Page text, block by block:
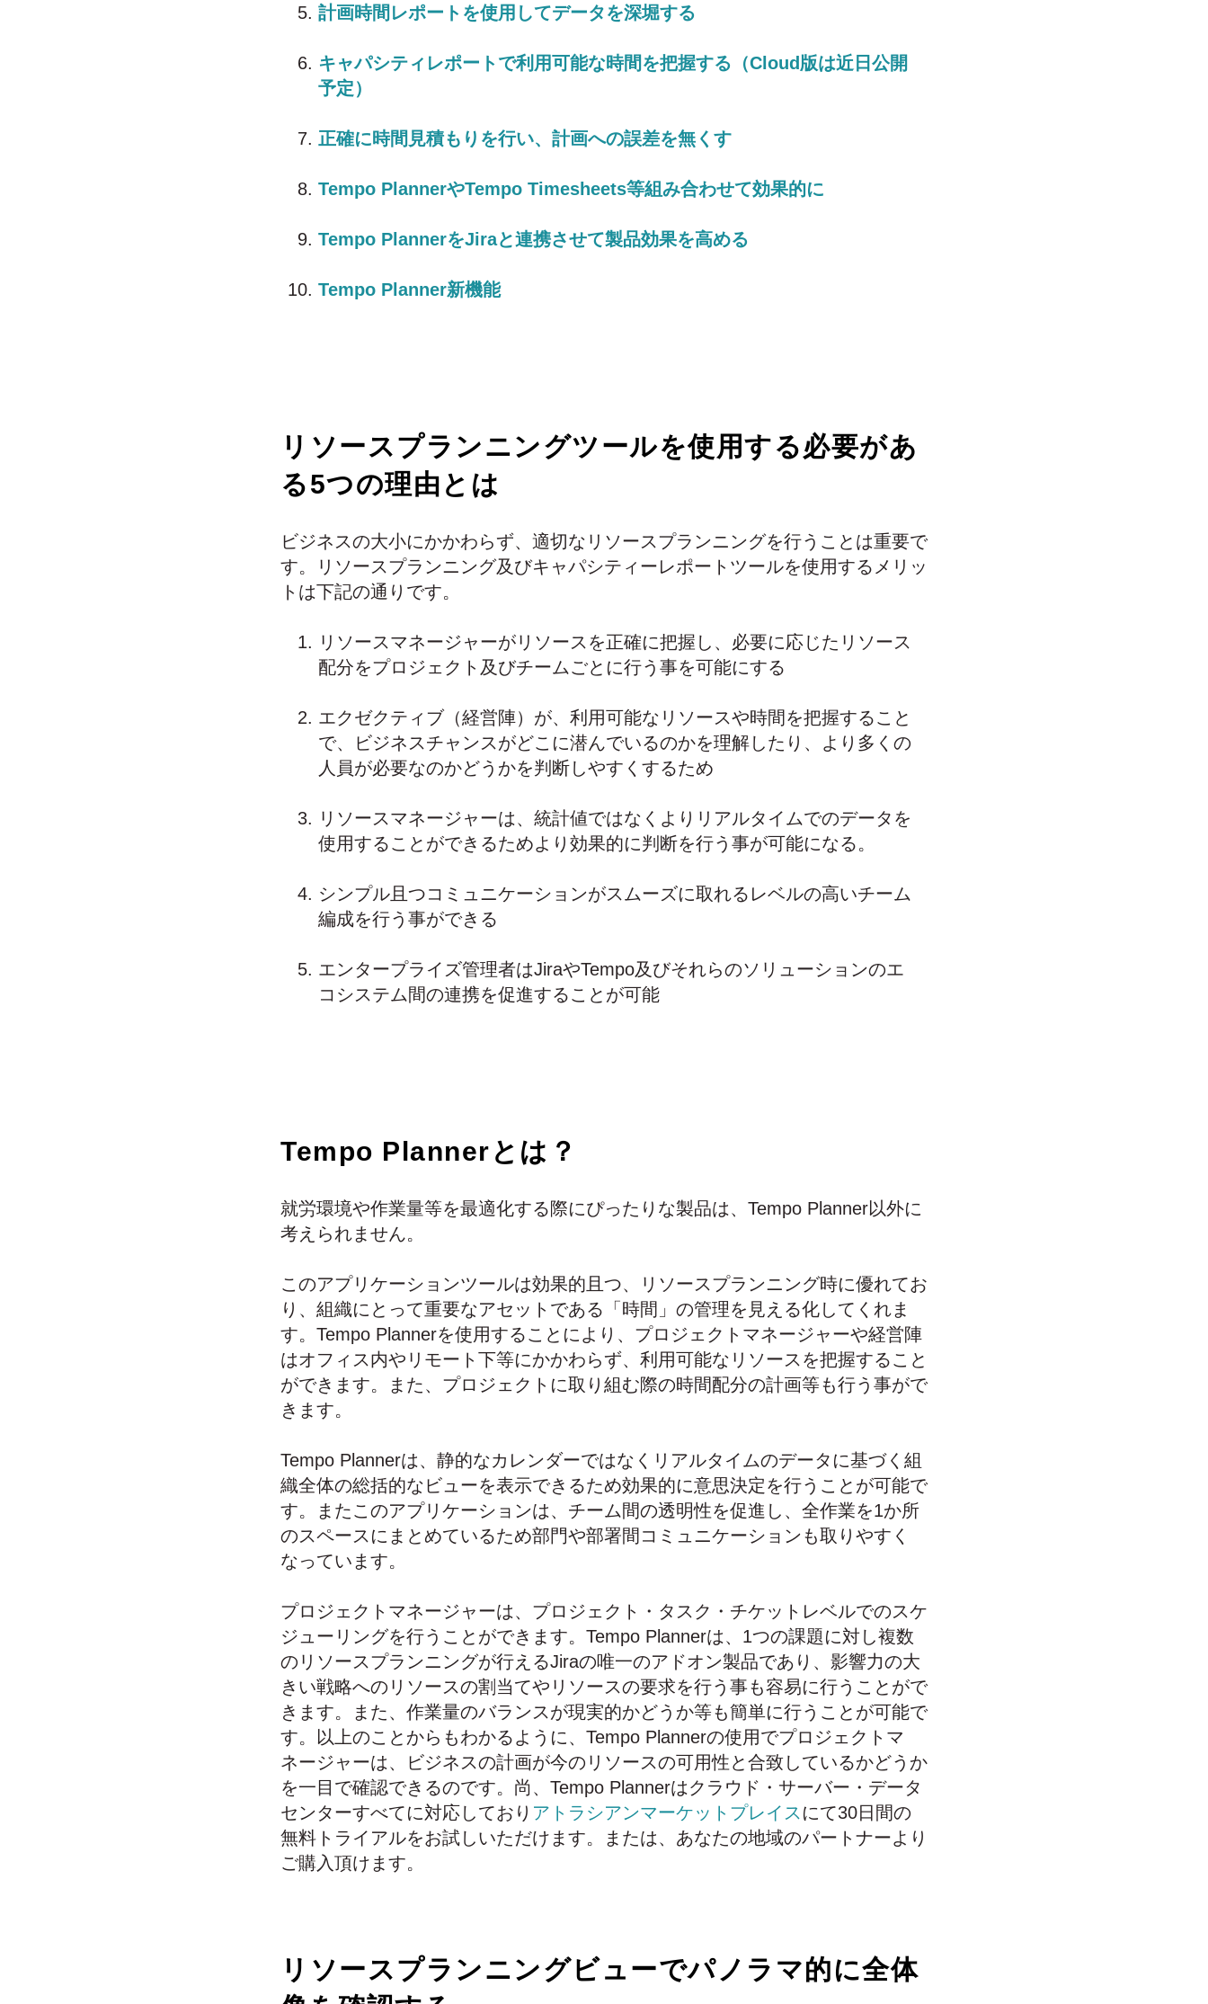
計画時間レポートを使用してデータを深堀する
キャパシティレポートで利用可能な時間を把握する（Cloud版は近日公開
予定）
正確に時間見積もりを行い、計画への誤差を無くす
Tempo PlannerやTempo Timesheets等組み合わせて効果的に
Tempo PlannerをJiraと連携させて製品効果を高める
Tempo Planner新機能
リソースプランニングツールを使用する必要があ
る5つの理由とは
ビジネスの大小にかかわらず、適切なリソースプランニングを行うことは重要で
す。リソースプランニング及びキャパシティーレポートツールを使用するメリッ
トは下記の通りです。
リソースマネージャーがリソースを正確に把握し、必要に応じたリソース
配分をプロジェクト及びチームごとに行う事を可能にする
エクゼクティブ（経営陣）が、利用可能なリソースや時間を把握すること
で、ビジネスチャンスがどこに潜んでいるのかを理解したり、より多くの
人員が必要なのかどうかを判断しやすくするため
リソースマネージャーは、統計値ではなくよりリアルタイムでのデータを
使用することができるためより効果的に判断を行う事が可能になる。
シンプル且つコミュニケーションがスムーズに取れるレベルの高いチーム
編成を行う事ができる
エンタープライズ管理者はJiraやTempo及びそれらのソリューションのエ
コシステム間の連携を促進することが可能
Tempo Plannerとは？
就労環境や作業量等を最適化する際にぴったりな製品は、Tempo Planner以外に
考えられません。
このアプリケーションツールは効果的且つ、リソースプランニング時に優れてお
り、組織にとって重要なアセットである「時間」の管理を見える化してくれま
す。Tempo Plannerを使用することにより、プロジェクトマネージャーや経営陣
はオフィス内やリモート下等にかかわらず、利用可能なリソースを把握すること
ができます。また、プロジェクトに取り組む際の時間配分の計画等も行う事がで
きます。
Tempo Plannerは、静的なカレンダーではなくリアルタイムのデータに基づく組
織全体の総括的なビューを表示できるため効果的に意思決定を行うことが可能で
す。またこのアプリケーションは、チーム間の透明性を促進し、全作業を1か所
のスペースにまとめているため部門や部署間コミュニケーションも取りやすく
なっています。
プロジェクトマネージャーは、プロジェクト・タスク・チケットレベルでのスケ
ジューリングを行うことができます。Tempo Plannerは、1つの課題に対し複数
のリソースプランニングが行えるJiraの唯一のアドオン製品であり、影響力の大
きい戦略へのリソースの割当てやリソースの要求を行う事も容易に行うことがで
きます。また、作業量のバランスが現実的かどうか等も簡単に行うことが可能で
す。以上のことからもわかるように、Tempo Plannerの使用でプロジェクトマ
ネージャーは、ビジネスの計画が今のリソースの可用性と合致しているかどうか
を一目で確認できるのです。尚、Tempo Plannerはクラウド・サーバー・データ
センターすべてに対応しており アトラシアンマーケットプレイスにて30日間の
無料トライアルをお試しいただけます。または、あなたの地域のパートナーより
ご購入頂けます。
リソースプランニングビューでパノラマ的に全体